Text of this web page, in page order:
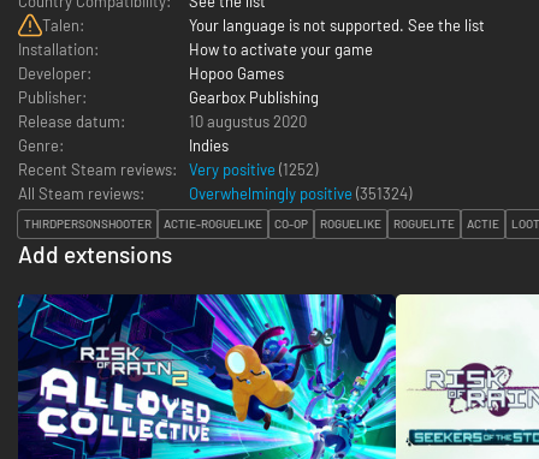
Talen:
Your language is not supported. See the list
Installation:
How to activate your game
Developer:
Hopoo Games
Publisher:
Gearbox Publishing
Release datum:
10 augustus 2020
Genre:
Indies
Recent Steam reviews:
Very positive (1252)
All Steam reviews:
Overwhelmingly positive (351324)
THIRDPERSONSHOOTER ACTIE-ROGUELIKE CO-OP ROGUELIKE ROGUELITE ACTIE
Add extensions